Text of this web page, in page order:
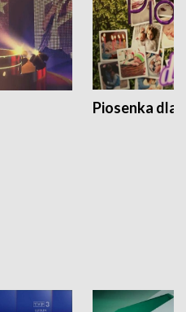
Piosenka dla